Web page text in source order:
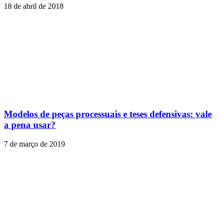
18 de abril de 2018
Modelos de peças processuais e teses defensivas: vale
a pena usar?
7 de março de 2019